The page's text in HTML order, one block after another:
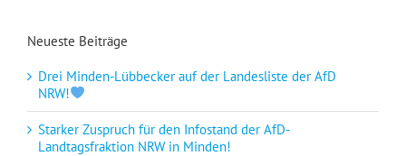
Neueste Beiträge
Drei Minden-Lübbecker auf der Landesliste der AfD
NRW!
Starker Zuspruch für den Infostand der AfD-
Landtagsfraktion NRW in Minden!